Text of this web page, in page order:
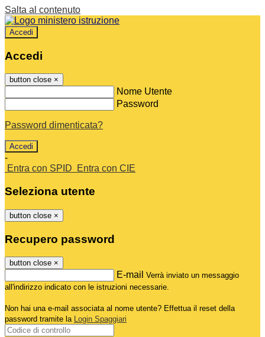
Salta al contenuto
Accedi
Accedi
button close ×
Nome Utente
Password
Password dimenticata?
-
Entra con SPID
Entra con CIE
Seleziona utente
button close ×
Recupero password
button close ×
E-mail Verrà inviato un messaggio
all'indirizzo indicato con le istruzioni necessarie.
Non hai una e-mail associata al nome utente? Effettua il reset della
password tramite la Login Spaggiari